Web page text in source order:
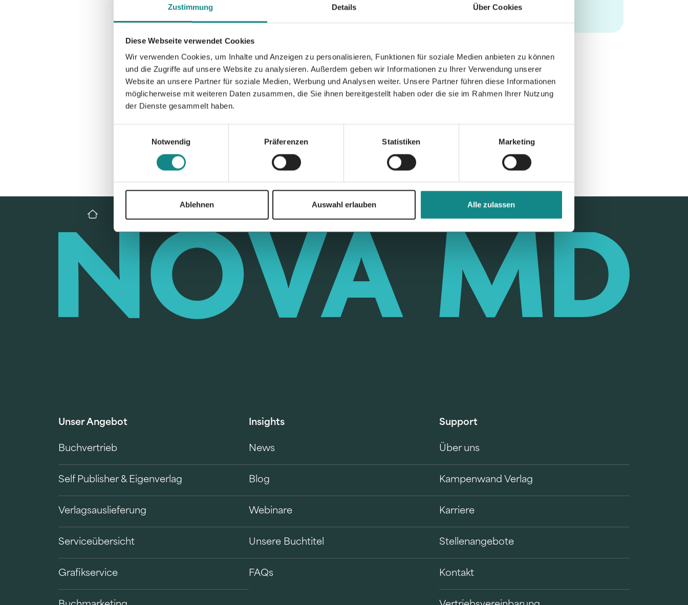
Zustimmung Details Über Cookies
Diese Webseite verwendet Cookies
Wir verwenden Cookies, um Inhalte und Anzeigen zu personalisieren, Funktionen für soziale Medien anbieten zu können
und die Zugriffe auf unsere Website zu analysieren. Außerdem geben wir Informationen zu Ihrer Verwendung unserer
Website an unsere Partner für soziale Medien, Werbung und Analysen weiter. Unsere Partner führen diese Informationen
möglicherweise mit weiteren Daten zusammen, die Sie ihnen bereitgestellt haben oder die sie im Rahmen Ihrer Nutzung
der Dienste gesammelt haben.
Notwendig
Präferenzen Statistiken Marketing
Ablehnen Auswahl erlauben Alle zulassen
Zur Übersicht
Unser Angebot
Buchvertrieb
Self Publisher & Eigenverlag
Verlagsauslieferung
Serviceübersicht
Grafikservice
Insights
News
Blog
Webinare
Unsere Buchtitel
FAQs
Support
Über uns
Kampenwand Verlag
Karriere
Stellenangebote
Kontakt